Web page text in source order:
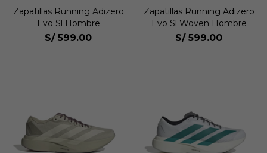
Zapatillas Running Adizero
Evo Sl Hombre
S/ 599.00
Zapatillas Running Adizero
Evo Sl Woven Hombre
S/ 599.00